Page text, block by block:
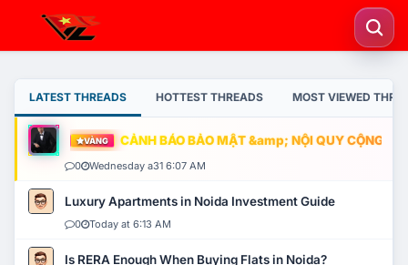
LATEST THREADS HOTTEST THREADS MOST VIEWED
VÀNG CẢNH BÁO BẢO MẬT &amp; NỘI QUY CỘNG
0 Wednesday a31 6:07 AM
Luxury Apartments in Noida Investment Guide
0 Today at 6:13 AM
Is RERA Enough When Buying Flats in Noida?